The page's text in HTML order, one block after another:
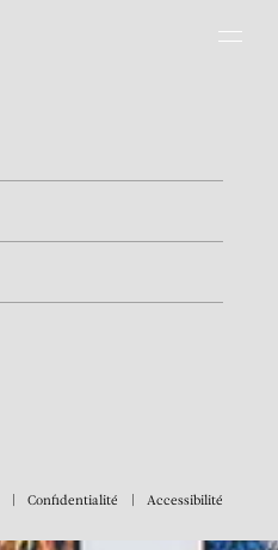
Confidentialité Accessibilité